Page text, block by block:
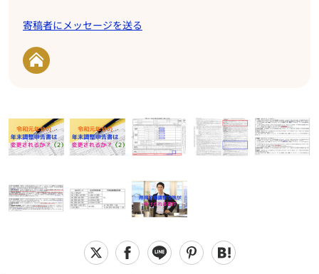
寄稿者にメッセージを送る